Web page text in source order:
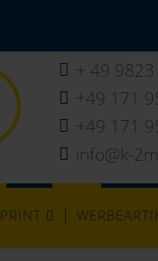
+ 49
+49 171
+49 171
info@k-
PRINT